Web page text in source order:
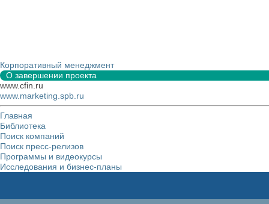
Корпоративный менеджмент
О завершении проекта
www.cfin.ru
www.marketing.spb.ru
Главная
Библиотека
Поиск компаний
Поиск пресс-релизов
Программы и видеокурсы
Исследования и бизнес-планы